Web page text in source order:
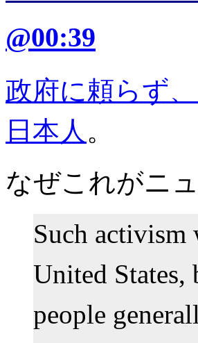
@00:39
政府に頼らず
日本人 。
なぜこれがニ
Such activism
United
people